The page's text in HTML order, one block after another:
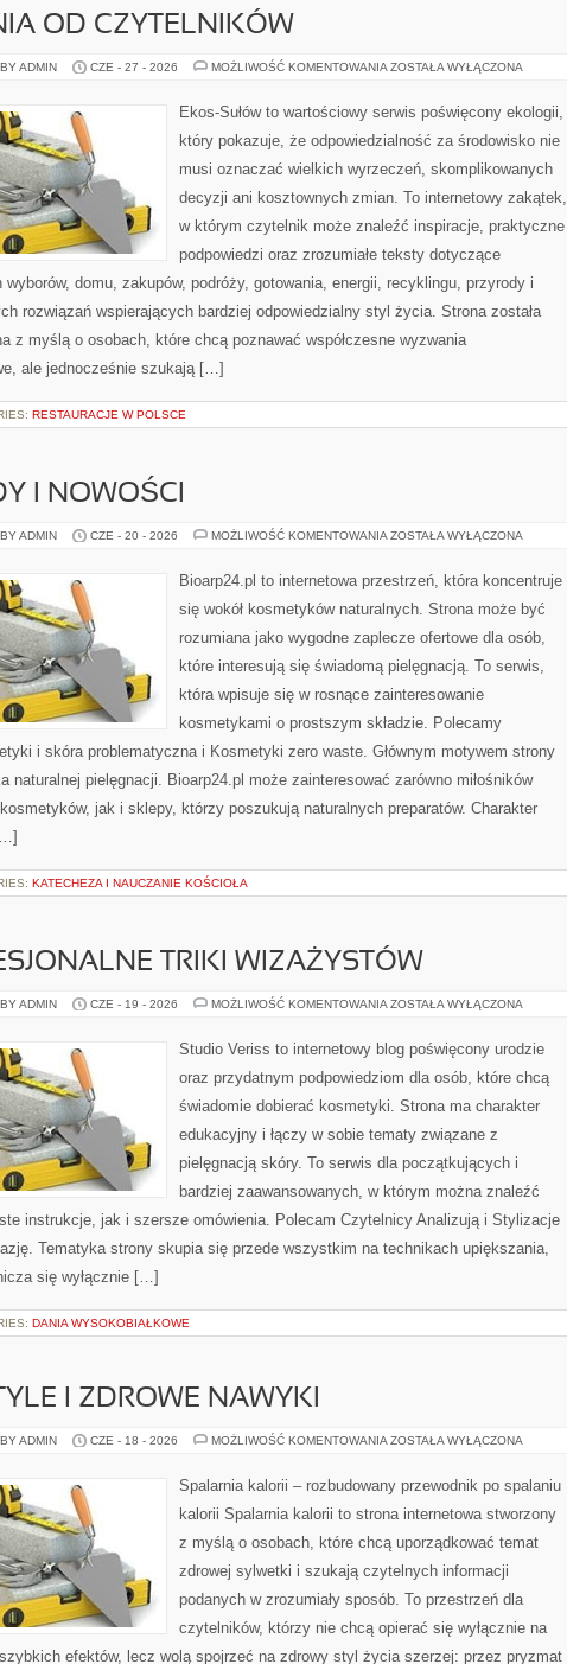
OD CZYTELNIKÓW
ADMIN CZE - 27 - 2026 MOŻLIWOŚĆ KOMENTOWANIA PYTANIA
ZOSTAŁA WYŁĄCZONA
Ekos-Sułów to wartościowy serwis poświęcony ekologii,
który pokazuje, że odpowiedzialność za środowisko nie
musi oznaczać wielkich wyrzeczeń, skomplikowanych
decyzji ani kosztownych zmian. To internetowy zakątek,
w którym czytelnik może znaleźć inspiracje, praktyczne
podpowiedzi oraz zrozumiałe teksty dotyczące
wyborów, domu, zakupów, podróży, gotowania, energii, recyklingu, przyrody i
rozwiązań wspierających bardziej odpowiedzialny styl życia. Strona została
z myślą o osobach, które chcą poznawać współczesne wyzwania
ale jednocześnie szukają […]
RESTAURACJE W POLSCE
I NOWOŚCI
ADMIN CZE - 20 - 2026 MOŻLIWOŚĆ KOMENTOWANIA TRENDY
ZOSTAŁA WYŁĄCZONA
Bioarp24.pl to internetowa przestrzeń, która koncentruje
się wokół kosmetyków naturalnych. Strona może być
rozumiana jako wygodne zaplecze ofertowe dla osób,
które interesują się świadomą pielęgnacją. To serwis,
która wpisuje się w rosnące zainteresowanie
kosmetykami o prostszym składzie. Polecamy
i skóra problematyczna i Kosmetyki zero waste. Głównym motywem strony
naturalnej pielęgnacji. Bioarp24.pl może zainteresować zarówno miłośników
jak i sklepy, którzy poszukują naturalnych preparatów. Charakter
KATECHEZA I NAUCZANIE KOŚCIOŁA
TRIKI WIZAŻYSTÓW
ADMIN CZE - 19 - 2026 MOŻLIWOŚĆ KOMENTOWANIA PROFESJONALNE
ZOSTAŁA WYŁĄCZONA
Studio Veriss to internetowy blog poświęcony urodzie
oraz przydatnym podpowiedziom dla osób, które chcą
świadomie dobierać kosmetyki. Strona ma charakter
edukacyjny i łączy w sobie tematy związane z
pielęgnacją skóry. To serwis dla początkujących i
bardziej zaawansowanych, w którym można znaleźć
instrukcje, jak i szersze omówienia. Polecam Czytelnicy Analizują i Stylizacje
Tematyka strony skupia się przede wszystkim na technikach upiększania,
się wyłącznie […]
DANIA WYSOKOBIAŁKOWE
I ZDROWE NAWYKI
ADMIN CZE - 18 - 2026 MOŻLIWOŚĆ KOMENTOWANIA LIFESTYLE
ZOSTAŁA WYŁĄCZONA
Spalarnia kalorii – rozbudowany przewodnik po spalaniu
kalorii Spalarnia kalorii to strona internetowa stworzony
z myślą o osobach, które chcą uporządkować temat
zdrowej sylwetki i szukają czytelnych informacji
podanych w zrozumiały sposób. To przestrzeń dla
czytelników, którzy nie chcą opierać się wyłącznie na
efektów, lecz wolą spojrzeć na zdrowy styl życia szerzej: przez pryzmat